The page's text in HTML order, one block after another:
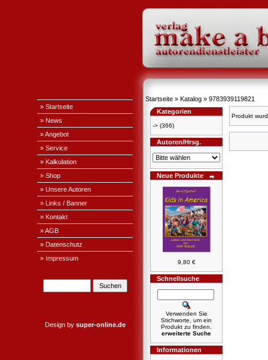
» Startseite
» News
» Angebot
» Service
» Kalkulation
» Shop
» Unsere Autoren
» Links / Banner
» Kontakt
» AGB
» Datenschutz
» Impressum
Design by super-online.de
Startseite » Katalog » 9783939119821
Kategorien
-> (366)
Autoren/Hrsg.
Neue Produkte
9,80 €
Schnellsuche
Verwenden Sie
Stichworte, um ein
Produkt zu finden.
erweiterte Suche
Informationen
Produkt